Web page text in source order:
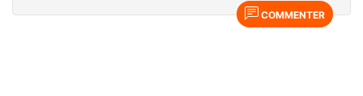
COMMENTER